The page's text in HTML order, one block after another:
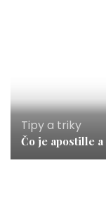
Tipy a triky
Čo je apostille